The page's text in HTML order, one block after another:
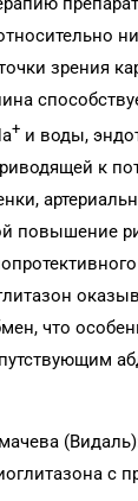
зрения
+ и воды,
к
повышение
что
с